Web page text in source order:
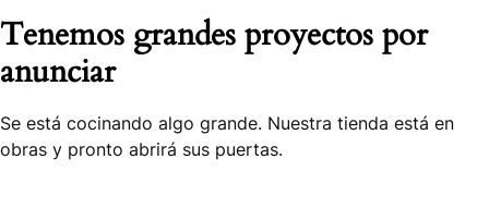
Tenemos grandes proyectos por
anunciar
Se está cocinando algo grande. Nuestra tienda está en
obras y pronto abrirá sus puertas.